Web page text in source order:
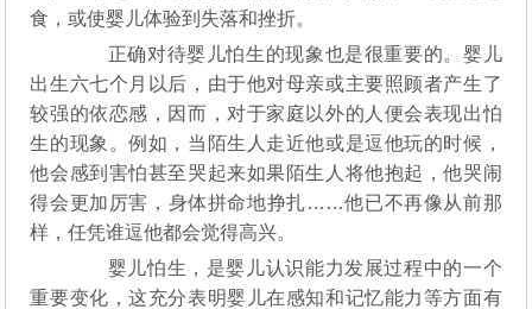
食，或使婴儿体验到失落和挫折。
正确对待婴儿怕生的现象也是很重要的。婴儿
出生六七个月以后，由于他对母亲或主要照顾者产生了
较强的依恋感，因而，对于家庭以外的人便会表现出怕
生的现象。例如，当陌生人走近他或是逗他玩的时候，
他会感到害怕甚至哭起来如果陌生人将他抱起，他哭闹
得会更加厉害，身体拼命地挣扎……他已不再像从前那
样，任凭谁逗他都会觉得高兴。
婴儿怕生，是婴儿认识能力发展过程中的一个
重要变化，这充分表明婴儿在感知和记忆能力等方面有